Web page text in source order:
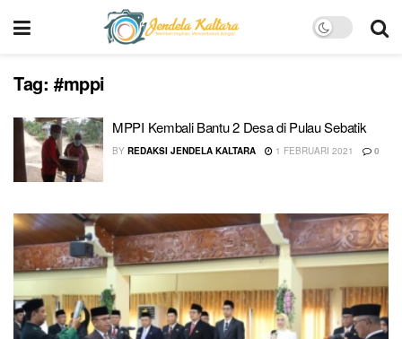
Tag: #mppi
MPPI Kembali Bantu 2 Desa di Pulau Sebatik
BY REDAKSI JENDELA KALTARA 1 FEBRUARI 2021 0